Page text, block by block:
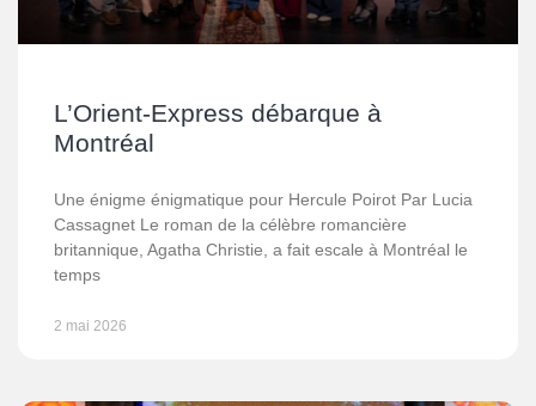
L’Orient-Express débarque à
Montréal
Une énigme énigmatique pour Hercule Poirot Par Lucia
Cassagnet Le roman de la célèbre romancière
britannique, Agatha Christie, a fait escale à Montréal le
temps
2 mai 2026